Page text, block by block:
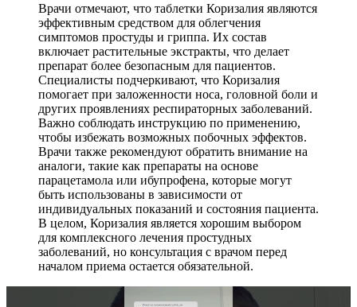
Врачи отмечают, что таблетки Коризалия являются
эффективным средством для облегчения
симптомов простуды и гриппа. Их состав
включает растительные экстракты, что делает
препарат более безопасным для пациентов.
Специалисты подчеркивают, что Коризалия
помогает при заложенности носа, головной боли и
других проявлениях респираторных заболеваний.
Важно соблюдать инструкцию по применению,
чтобы избежать возможных побочных эффектов.
Врачи также рекомендуют обратить внимание на
аналоги, такие как препараты на основе
парацетамола или ибупрофена, которые могут
быть использованы в зависимости от
индивидуальных показаний и состояния пациента.
В целом, Коризалия является хорошим выбором
для комплексного лечения простудных
заболеваний, но консультация с врачом перед
началом приема остается обязательной.